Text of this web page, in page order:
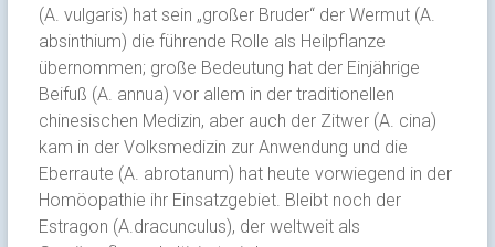
(A. vulgaris) hat sein „großer Bruder“ der Wermut (A.
absinthium) die führende Rolle als Heilpflanze
übernommen; große Bedeutung hat der Einjährige
Beifuß (A. annua) vor allem in der traditionellen
chinesischen Medizin, aber auch der Zitwer (A. cina)
kam in der Volksmedizin zur Anwendung und die
Eberraute (A. abrotanum) hat heute vorwiegend in der
Homöopathie ihr Einsatzgebiet. Bleibt noch der
Estragon (A.dracunculus), der weltweit als